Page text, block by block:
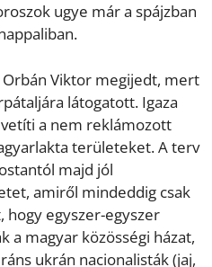
ugye már a spájzban
Viktor megijedt, mert
látogatott. Igaza
a nem reklámozott
területeket. A terv
majd jól
amiről mindeddig csak
egyszer-egyszer
magyar közösségi házat,
ukrán nacionalisták (jaj,